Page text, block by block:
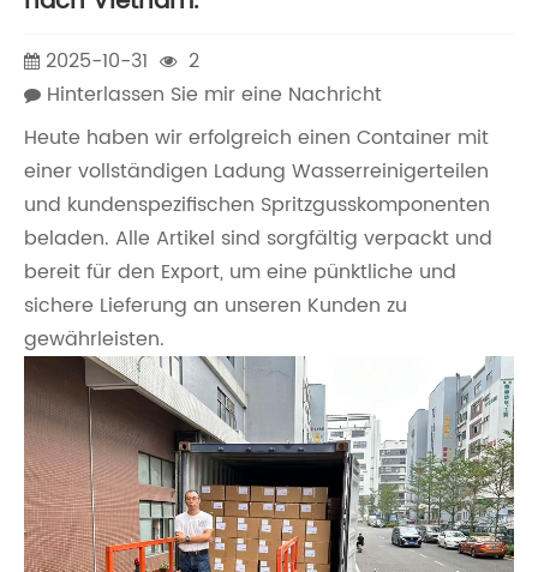
2025-10-31
2
Hinterlassen Sie mir eine Nachricht
Heute haben wir erfolgreich einen Container mit
einer vollständigen Ladung Wasserreinigerteilen
und kundenspezifischen Spritzgusskomponenten
beladen. Alle Artikel sind sorgfältig verpackt und
bereit für den Export, um eine pünktliche und
sichere Lieferung an unseren Kunden zu
gewährleisten.